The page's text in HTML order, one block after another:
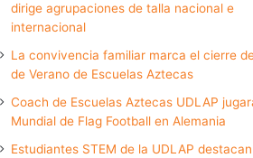
dirige agrupaciones de talla nacional e
internacional
La convivencia familiar marca el cierre
de Verano de Escuelas Aztecas
Coach de Escuelas Aztecas UDLAP
Mundial de Flag Football en Alemania
Estudiantes STEM de la UDLAP